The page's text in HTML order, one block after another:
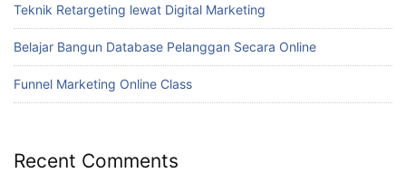
Teknik Retargeting lewat Digital Marketing
Belajar Bangun Database Pelanggan Secara Online
Funnel Marketing Online Class
Recent Comments